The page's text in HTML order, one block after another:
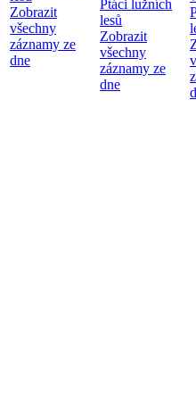
Zobrazit
všechny
záznamy ze
dne
Ptáci lužních
lesů
Zobrazit
všechny
záznamy ze
dne